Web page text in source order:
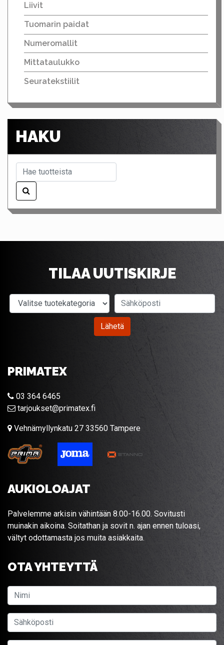
Liivit
Tuomarin paidat
Numeromallit
Mittataulukko
Seuratekstiilit
HAKU
TILAA UUTISKIRJE
Valitse tuotekategoria
Lähetä
PRIMATEX
03 364 6465
tarjoukset@primatex.fi
Vehnämyllynkatu 27 33560 Tampere
AUKIOLOAJAT
Palvelemme arkisin vähintään 8.00-16.00. Sovitusti
muinakin aikoina. Soitathan ja sovit n. ajan ennen tuloasi,
vältyt odottamasta jos muita asiakkaita.
OTA YHTEYTTÄ